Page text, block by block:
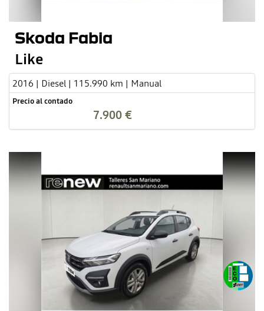
Skoda Fabia
Like
2016 | Diesel | 115.990 km | Manual
Precio al contado
7.900 €